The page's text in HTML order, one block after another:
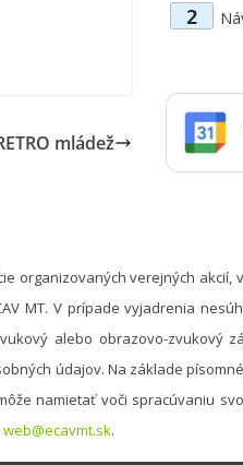
mládež
e
r
e
2
organizovaných verejných
MT. V prípade vyjadrenia
alebo obrazovo-zvukový
údajov. Na základe
namietať voči spracúvaniu
web@ecavmt.sk.